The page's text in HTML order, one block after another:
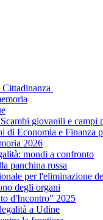
giovanili e campi
di Economia e Finanza
2026
mondi a confronto
panchina rossa
per l'eliminazione
degli organi
d'Incontro" 2025
a Udine